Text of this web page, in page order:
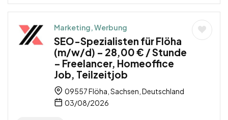
Marketing, Werbung
SEO-Spezialisten für Flöha
(m/w/d) – 28,00 € / Stunde
– Freelancer, Homeoffice
Job, Teilzeitjob
09557 Flöha, Sachsen, Deutschland
03/08/2026